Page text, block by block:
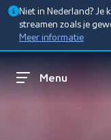
Niet in Nederland? Je
streamen zoals je
Meer informatie
Menu